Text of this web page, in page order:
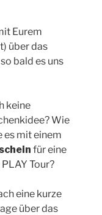
Eurem
über das
bald es uns
keine
Wie
es mit einem
für eine
PLAY Tour?
eine kurze
über das